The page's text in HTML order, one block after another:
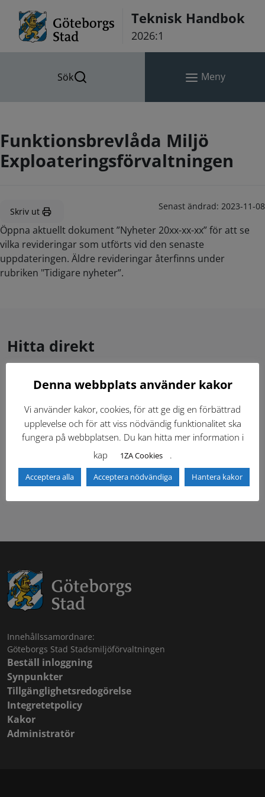
Teknisk Handbok
2026:1
Sök Meny
Funktionsbrevlåda Miljö
Exploateringsförvaltningen
Skriv ut Senast ändrad: 2023-11-08
Öppna aktuellt dokument ”Nyheter 20xx-xx-xx” för att se
vilka revideringar som utförts vid den senaste
uppdateringen. Äldre revideringar återfinns under
rubriken "Tidigare nyheter”.
Hitta direkt
Gällande standardritningar (Dwg och pdf)
Dokumentbibliotek Kontaktlista
Tidigare versioner
Säkerhetsordningen
Innehållssamordnare:
Göteborgs Stad Stadsmiljöförvaltningen
Beställ inloggning
Synpunkter
Tillgänglighetsredogörelse
Integretetpolicy
Kakor
Administratör
Denna webbplats använder kakor
Vi använder kakor, cookies, för att ge dig en förbättrad
upplevelse och för att viss nödvändig funktionalitet ska
fungera på webbplatsen. Du kan hitta mer information i
kap
1ZA Cookies .
Acceptera alla Acceptera nödvändiga Hantera kakor